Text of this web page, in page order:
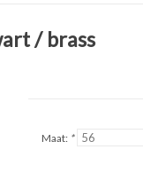
/ brass
Maat: *